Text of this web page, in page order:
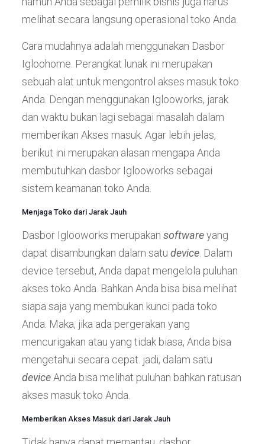
melihat secara langsung operasional toko Anda.
Cara mudahnya adalah menggunakan Dasbor
Igloohome. Perangkat lunak ini merupakan
sebuah alat untuk mengontrol akses masuk toko
Anda. Dengan menggunakan Iglooworks, jarak
dan waktu bukan lagi sebagai masalah dalam
memberikan Akses masuk. Agar lebih jelas,
berikut ini merupakan alasan mengapa Anda
membutuhkan dasbor Iglooworks sebagai
sistem keamanan toko Anda.
Menjaga Toko dari Jarak Jauh
Dasbor Iglooworks merupakan softwareyang
dapat disambungkan dalam satu device. Dalam
device tersebut, Anda dapat mengelola puluhan
akses toko Anda. Bahkan Anda bisa bisa melihat
siapa saja yang membukan kunci pada toko
Anda. Maka, jika ada pergerakan yang
mencurigakan atau yang tidak biasa, Anda bisa
mengetahui secara cepat. jadi, dalam satu
deviceAnda bisa melihat puluhan bahkan ratusan
akses masuk toko Anda.
Memberikan Akses Masuk dari Jarak Jauh